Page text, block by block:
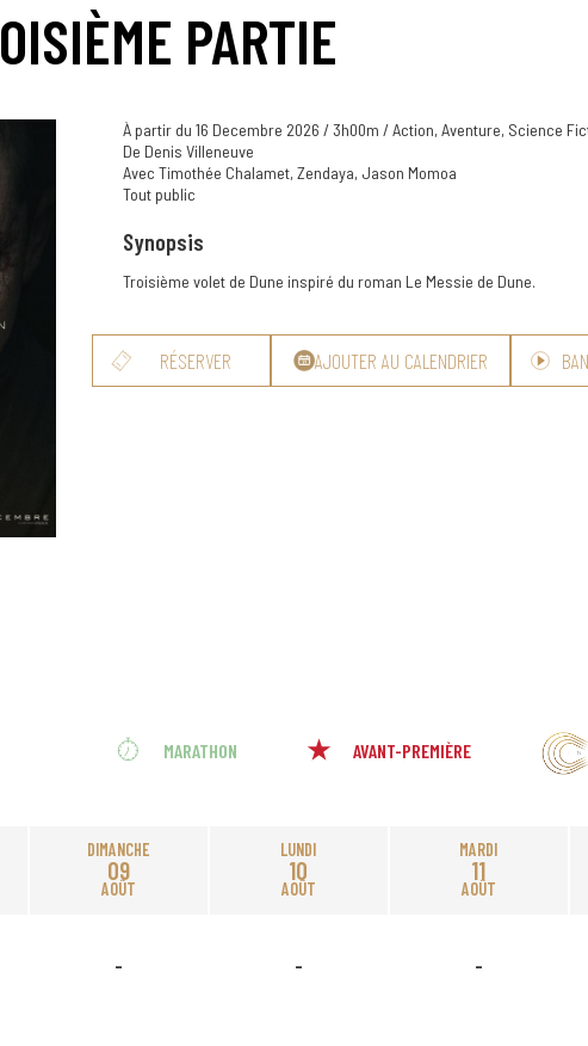
PARTIE
À partir du 16 Decembre 2026 / 3h00m / Action, Aventure, Science
De Denis Villeneuve
Avec Timothée Chalamet, Zendaya, Jason Momoa
Tout public
Synopsis
Troisième volet de Dune inspiré du roman Le Messie de Dune.
RÉSERVER AJOUTER AU CALENDRIER
MARATHON AVANT-PREMIÈRE
DIMANCHE
09
AOÛT
LUNDI
10
AOÛT
MARDI
11
AOÛT
- - -